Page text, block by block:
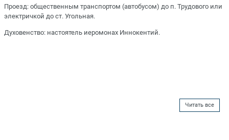
Проезд: общественным транспортом (автобусом) до п. Трудового или
электричкой до ст. Угольная.
Духовенство: настоятель иеромонах Иннокентий.
Читать все